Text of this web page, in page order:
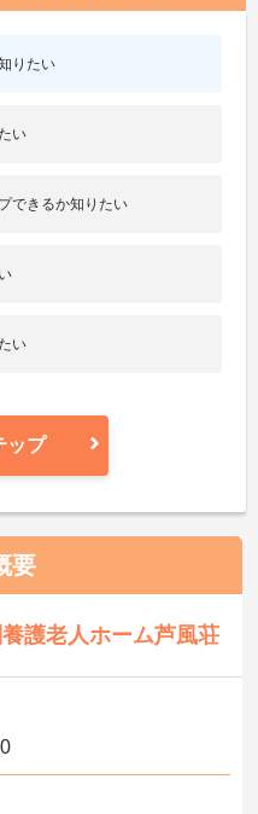
りたい
い
できるか知りたい
い
ップ
要
護老人ホーム芦風荘